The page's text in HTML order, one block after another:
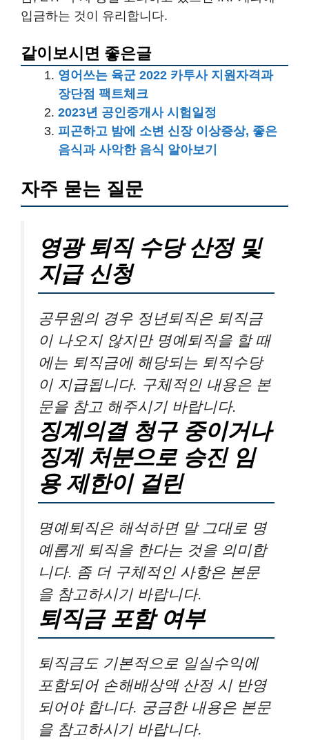
입금하는 것이 유리합니다.
같이보시면 좋은글
영어쓰는 육군 2022 카투사 지원자격과
장단점 팩트체크
2023년 공인중개사 시험일정
피곤하고 밤에 소변 신장 이상증상, 좋은
음식과 사악한 음식 알아보기
자주 묻는 질문
영광 퇴직 수당 산정 및
지급 신청
공무원의 경우 정년퇴직은 퇴직금
이 나오지 않지만 명예퇴직을 할 때
에는 퇴직금에 해당되는 퇴직수당
이 지급됩니다. 구체적인 내용은 본
문을 참고 해주시기 바랍니다.
징계의결 청구 중이거나
징계 처분으로 승진 임
용 제한이 걸린
명예퇴직은 해석하면 말 그대로 명
예롭게 퇴직을 한다는 것을 의미합
니다. 좀 더 구체적인 사항은 본문
을 참고하시기 바랍니다.
퇴직금 포함 여부
퇴직금도 기본적으로 일실수익에
포함되어 손해배상액 산정 시 반영
되어야 합니다. 궁금한 내용은 본문
을 참고하시기 바랍니다.